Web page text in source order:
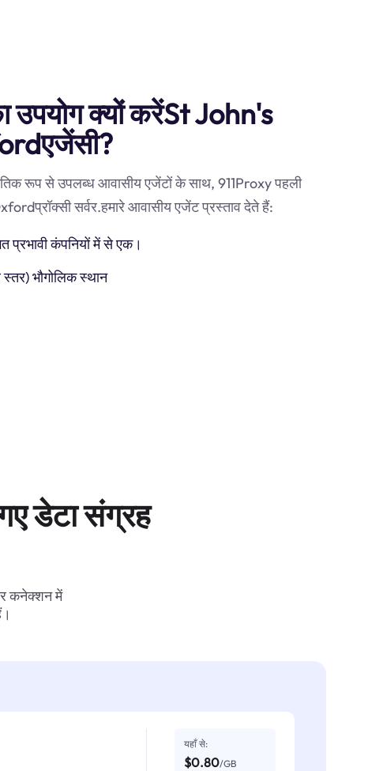
उपयोग क्यों करेंSt John's
रूप से उपलब्ध आवासीय एजेंटों के साथ, 911Proxy पहली
सर्वर.हमारे आवासीय एजेंट प्रस्ताव देते हैं:
प्रभावी कंपनियों में से एक।
भौगोलिक स्थान
डेटा संग्रह
कनेक्शन में
यहाँ से:
$0.80/GB